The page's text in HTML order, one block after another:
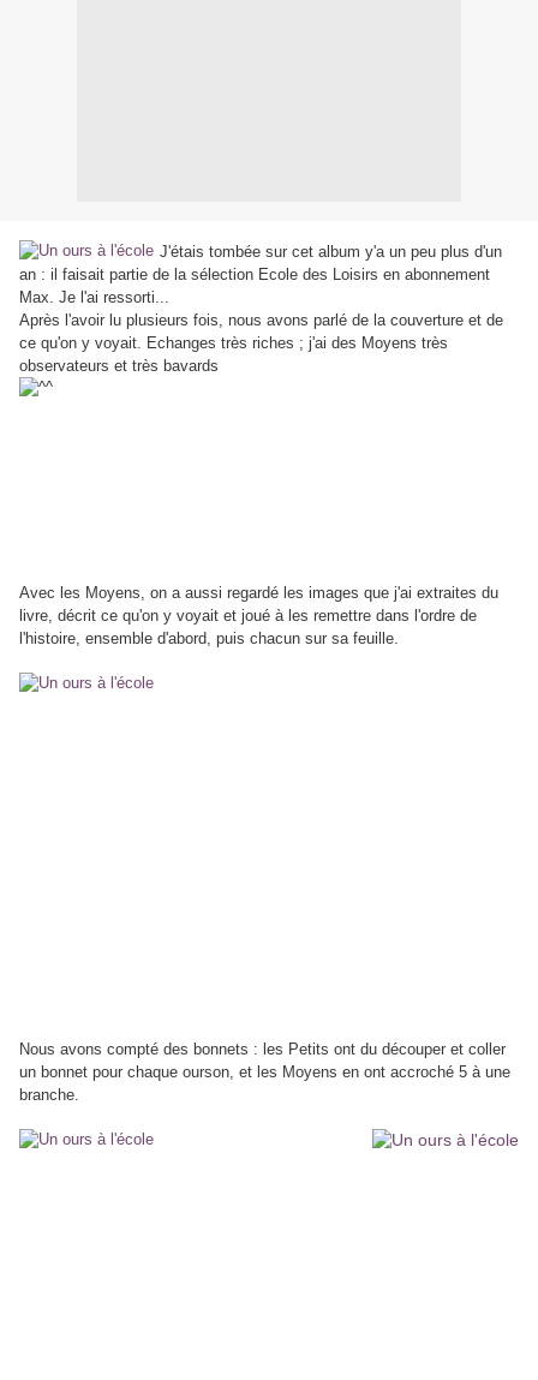
J'étais tombée sur cet album y'a un peu plus d'un
an : il faisait partie de la sélection Ecole des Loisirs en abonnement
Max. Je l'ai ressorti...
Après l'avoir lu plusieurs fois, nous avons parlé de la couverture et de
ce qu'on y voyait. Echanges très riches ; j'ai des Moyens très
observateurs et très bavards
Avec les Moyens, on a aussi regardé les images que j'ai extraites du
livre, décrit ce qu'on y voyait et joué à les remettre dans l'ordre de
l'histoire, ensemble d'abord, puis chacun sur sa feuille.
Nous avons compté des bonnets : les Petits ont du découper et coller
un bonnet pour chaque ourson, et les Moyens en ont accroché 5 à une
branche.